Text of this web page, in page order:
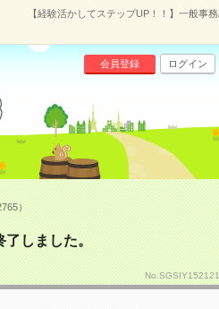
【経験活かしてステップUP！！】一般事
会員登録 ログイン
）
了しました。